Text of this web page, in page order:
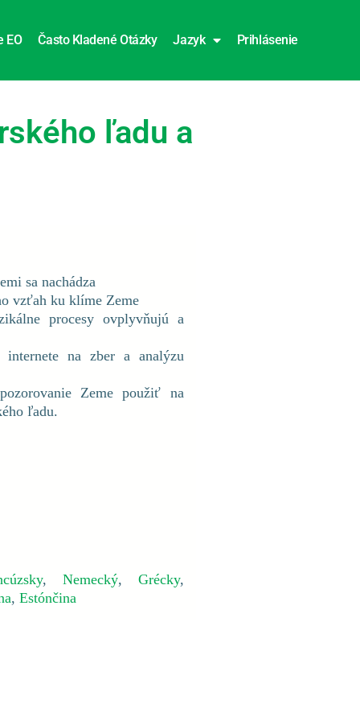
EO Často Kladené Otázky Jazyk Prihlásenie
ľadu a
sa nachádza
vzťah ku klíme Zeme
procesy ovplyvňujú a
internete na zber a analýzu
Zeme použiť na
ľadu.
, Nemecký, Grécky,
,Estónčina